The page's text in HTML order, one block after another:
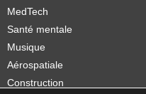
MedTech
Santé mentale
Musique
Aérospatiale
Construction